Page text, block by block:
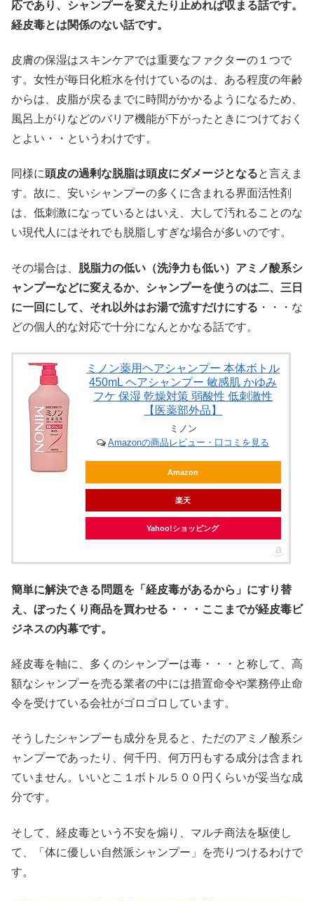
応であり、シャンプーを変えたり止めれば収まる話です。
経皮毒とは関係のない話です。
皮膚の保湿はスキンケアでは重要なファクターの１つで
す。女性が毎日化粧水を付けているのは、ある程度の年齢
からは、皮脂が戻るまでに時間がかかるようになるため、
風呂上がりなどのバリア機能が下がったときにつけておく
とよい・・というわけです。
同様に頭皮の過剰な脱脂は頭皮にダメージとなると言えま
す。故に、安いシャンプーの多くに含まれる界面活性剤
は、低刺激になっているとはいえ、大して汚れることのな
い現代人にはそれでも脱脂しすぎな場合が多いのです。
その場合は、 脱脂力の低い（洗浄力も低い）アミノ酸系シ
ャンプーなどに変えるか、シャンプーを使うのは二、三日
に一回にして、それ以外はお湯で流すだけにする ・・・な
どの個人的な対応で十分になんとかなる話です。
ミノン薬用ヘアシャンプー 本体ボトル
450mL ヘアシャンプー 敏感肌 かゆみ
フケ 保湿 乾燥対策 弱酸性 低刺激性
【医薬部外品】
ミノン
Amazonの商品レビュー・口コミを見る
Amazon
楽天
Yahoo!ショッピング
簡単に解決できる問題を「経皮毒があるから」にすり替
え、ぼったくり商品を買わせる・・・ここまでが経皮毒ビ
ジネスの内幕です。
経皮毒を軸に、多くのシャンプーは毒・・・と称して、高
額なシャンプーを売る業者の中には措置命令や業務停止命
令を受けている会社がゴロゴロしています。
そうしたシャンプーも成分を見ると、ただのアミノ酸系シ
ャンプーであったり、何千円、何万円もする成分は含まれ
ていません。いいとこ１ボトル５００円くらいが妥当な成
分です。
そして、経皮毒という不安を煽り、マルチ商法を駆使し
て、「体に優しい自然派シャンプー」を売りつけるわけで
す。